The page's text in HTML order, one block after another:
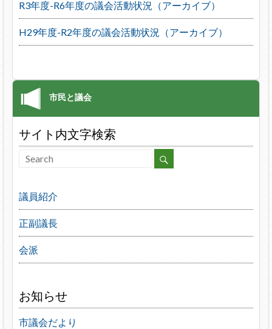
R3年度-R6年度の議会活動状況（アーカイブ）
H29年度-R2年度の議会活動状況（アーカイブ）
サイト内文字検索
議員紹介
正副議長
会派
お知らせ
市議会だより